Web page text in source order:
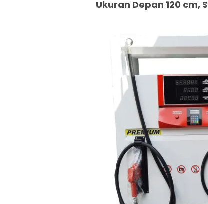
Ukuran Depan 120 cm,